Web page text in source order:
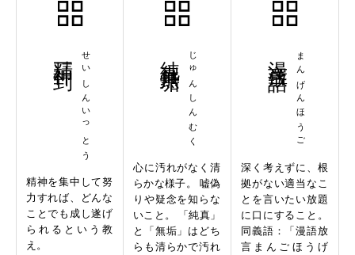
せいしんいっとう
精神を集中して努
力すれば、どんな
ことでも成し遂げ
られるという教
え。
じゅんしんむく
心に汚れがなく清
らかな様子。 嘘偽
りや疑念を知らな
いこと。 「純真」
と「無垢」はどち
らも清らかで汚れ
まんげんほうご
深く考えずに、根
拠がない適当なこ
とを言いたい放題
に口にすること。
同義語：「漫語放
言まんごほうげ